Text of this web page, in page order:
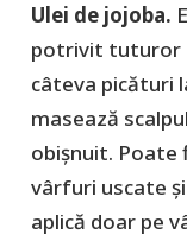
Ulei de jojoba.
potrivit tuturor
câteva picături
masează
obișnuit. Poate
vârfuri uscate
aplică doar pe